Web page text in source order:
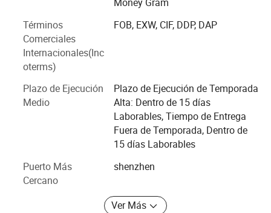
innovación tecnológica. Chuangxinding Technology ha
obtenido una serie de certificaciones internacionales
como CE y FCC. Sus productos cumplen con las normas
internacionales de calidad y seguridad y se exportan a
muchos países y regiones como Europa, el sudeste
relaciones de cooperación estables con muchas marcas
internacionales de primera línea.
En el contexto de la continua profundización de la
globalización económica, Chuangxinding Technology está
el extranjero para crear un futuro mejor y lograr beneficios
mutuos y resultados que ganen.
Términos
Comerciales
Internacionales(Inc
oterms)
FOB, EXW, CIF, DDP, DAP
Plazo de Ejecución
Medio
Plazo de Ejecución de Temporada
Alta: Dentro de 15 días
Laborables, Tiempo de Entrega
Fuera de Temporada, Dentro de
15 días Laborables
Puerto Más
Cercano
shenzhen
Ver Más